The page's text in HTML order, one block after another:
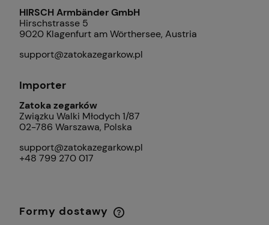
HIRSCH Armbänder GmbH
Hirschstrasse 5
9020 Klagenfurt am Wörthersee, Austria
support@zatokazegarkow.pl
Importer
Zatoka zegarków
Związku Walki Młodych 1/87
02-786 Warszawa, Polska
support@zatokazegarkow.pl
+48 799 270 017
Formy dostawy
Cena nie zawiera ewentualnych kosztów